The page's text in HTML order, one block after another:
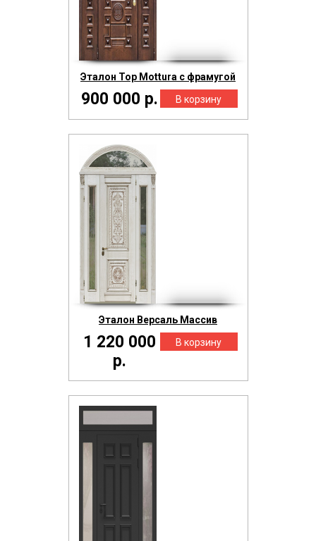
Эталон Тор Mottura с фрамугой
900 000 р.
Эталон Версаль Массив
1 220 000
р.